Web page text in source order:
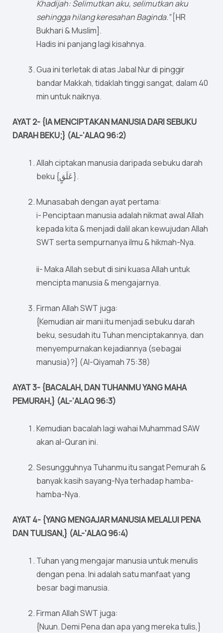
Khadijah: Selimutkan aku, selimutkan aku
sehingga hilang keresahan Baginda.”[HR
Bukhari & Muslim].
Hadis ini panjang lagi kisahnya.
Gua ini terletak di atas Jabal Nur di pinggir
bandar Makkah, tidaklah tinggi sangat, dalam 40
min untuk naiknya.
AYAT 2- {IA MENCIPTAKAN MANUSIA DARI SEBUKU
DARAH BEKU;} (AL-‘ALAQ 96:2)
Allah ciptakan manusia daripada sebuku darah
beku {عَلَقٍ}.
Munasabah dengan ayat pertama:
i- Penciptaan manusia adalah nikmat awal Allah
kepada kita & menjadi dalil akan kewujudan Allah
SWT serta sempurnanya ilmu & hikmah-Nya.
ii- Maka Allah sebut di sini kuasa Allah untuk
mencipta manusia & mengajarnya.
Firman Allah SWT juga:
{Kemudian air mani itu menjadi sebuku darah
beku, sesudah itu Tuhan menciptakannya, dan
menyempurnakan kejadiannya (sebagai
manusia)?} (Al-Qiyamah 75:38)
AYAT 3- {BACALAH, DAN TUHANMU YANG MAHA
PEMURAH,} (AL-‘ALAQ 96:3)
Kemudian bacalah lagi wahai Muhammad SAW
akan al-Quran ini.
Sesungguhnya Tuhanmu itu sangat Pemurah &
banyak kasih sayang-Nya terhadap hamba-
hamba-Nya.
AYAT 4- {YANG MENGAJAR MANUSIA MELALUI PENA
DAN TULISAN,} (AL-‘ALAQ 96:4)
Tuhan yang mengajar manusia untuk menulis
dengan pena. Ini adalah satu manfaat yang
besar bagi manusia.
Firman Allah SWT juga:
{Nuun. Demi Pena dan apa yang mereka tulis,}